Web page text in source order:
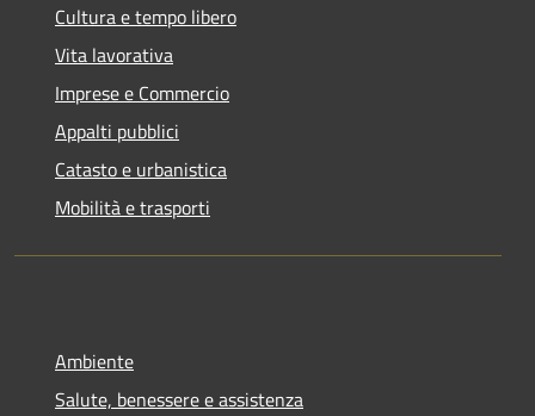
Cultura e tempo libero
Vita lavorativa
Imprese e Commercio
Appalti pubblici
Catasto e urbanistica
Mobilità e trasporti
Ambiente
Salute, benessere e assistenza